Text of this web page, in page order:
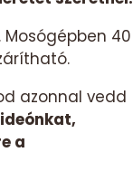
40
azonnal vedd
a